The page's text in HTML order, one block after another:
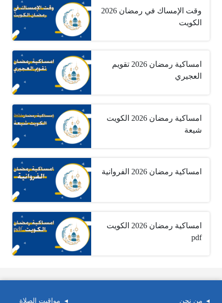
وقت الإمساك في رمضان 2026
الكويت
امساكية رمضان 2026 تقويم
العجيري
امساكية رمضان 2026 الكويت
شيعة
امساكية رمضان 2026 الفروانية
امساكية رمضان 2026 الكويت
pdf
من نحن مواقيت الصلاة